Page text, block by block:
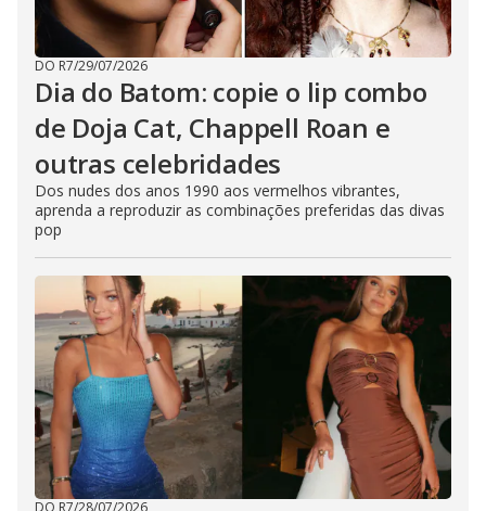
DO R7/29/07/2026
Dia do Batom: copie o lip combo
de Doja Cat, Chappell Roan e
outras celebridades
Dos nudes dos anos 1990 aos vermelhos vibrantes,
aprenda a reproduzir as combinações preferidas das divas
pop
DO R7/28/07/2026